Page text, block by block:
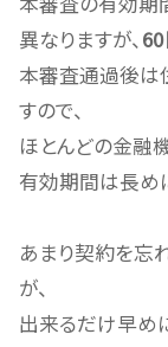
異なりますが、
本審査通過後は
すので、
ほとんどの金融
有効期間は長め
あまり契約を忘
が、
出来るだけ早め